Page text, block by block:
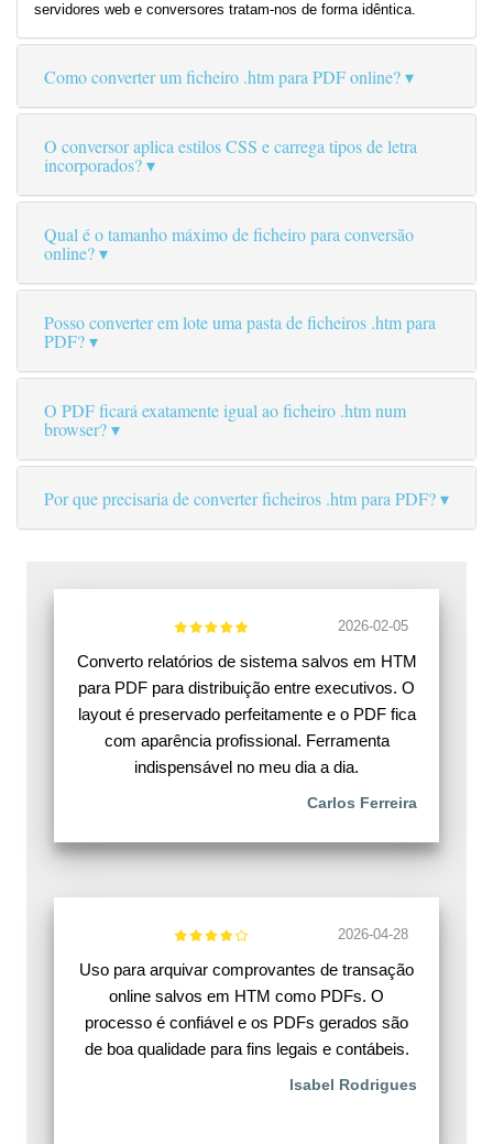
servidores web e conversores tratam-nos de forma idêntica.
Como converter um ficheiro .htm para PDF online?
O conversor aplica estilos CSS e carrega tipos de letra
incorporados?
Qual é o tamanho máximo de ficheiro para conversão
online?
Posso converter em lote uma pasta de ficheiros .htm para
PDF?
O PDF ficará exatamente igual ao ficheiro .htm num
browser?
Por que precisaria de converter ficheiros .htm para PDF?
2026-02-05
Converto relatórios de sistema salvos em HTM
para PDF para distribuição entre executivos. O
layout é preservado perfeitamente e o PDF fica
com aparência profissional. Ferramenta
indispensável no meu dia a dia.
Carlos Ferreira
2026-04-28
Uso para arquivar comprovantes de transação
online salvos em HTM como PDFs. O
processo é confiável e os PDFs gerados são
de boa qualidade para fins legais e contábeis.
Isabel Rodrigues